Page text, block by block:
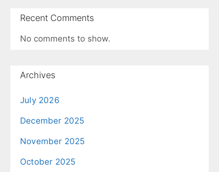
Recent Comments
No comments to show.
Archives
July 2026
December 2025
November 2025
October 2025